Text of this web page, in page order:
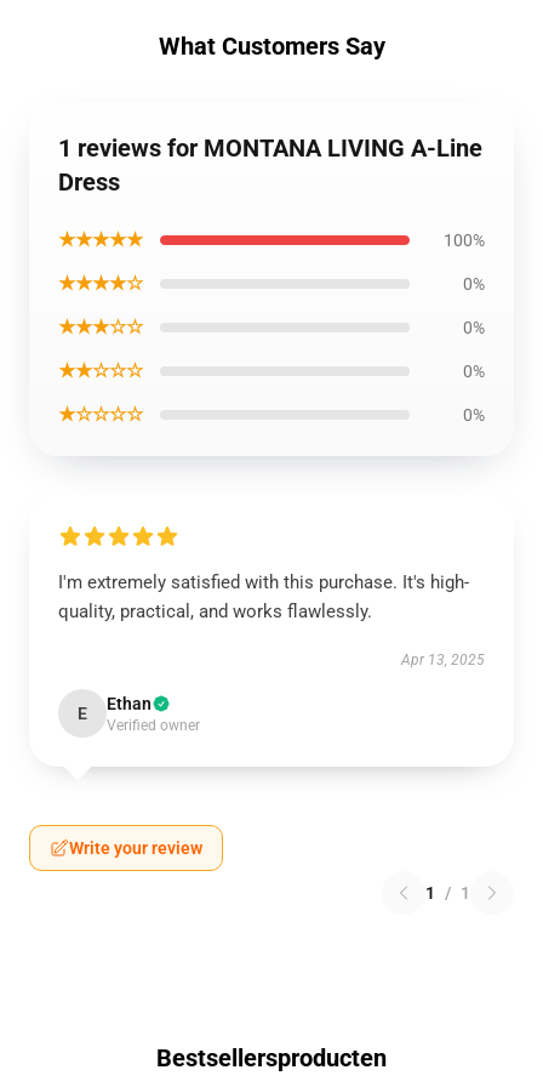
What Customers Say
1 reviews for MONTANA LIVING A-Line
Dress
★★★★★ 100%
★★★★☆ 0%
★★★☆☆ 0%
★★☆☆☆ 0%
★☆☆☆☆ 0%
I'm extremely satisfied with this purchase. It's high-
quality, practical, and works flawlessly.
Apr 13, 2025
E Ethan
Verified owner
Write your review
1 / 1
Bestsellersproducten